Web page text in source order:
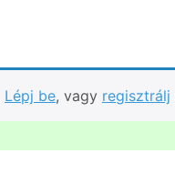
Lépj be, vagy regisztrálj